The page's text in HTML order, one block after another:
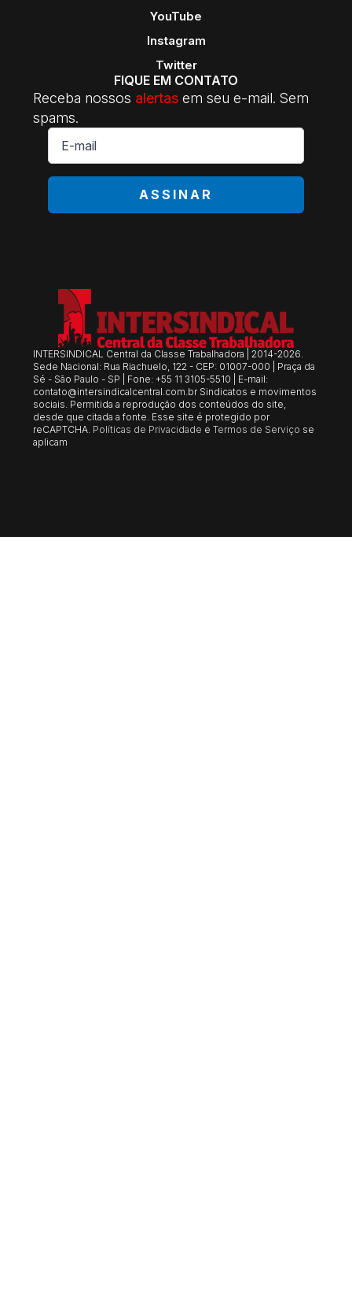
YouTube
Instagram
Twitter
FIQUE EM CONTATO
Receba nossos alertas em seu e-mail. Sem
spams.
E-
mail
ASSINAR
INTERSINDICAL Central da Classe Trabalhadora | 2014-2026.
Sede Nacional: Rua Riachuelo, 122 - CEP: 01007-000 | Praça da
Sé - São Paulo - SP | Fone: +55 11 3105-5510 | E-mail:
contato@intersindicalcentral.com.br Sindicatos e movimentos
sociais. Permitida a reprodução dos conteúdos do site,
desde que citada a fonte. Esse site é protegido por
reCAPTCHA. Políticas de Privacidade eTermos de Serviço se
aplicam